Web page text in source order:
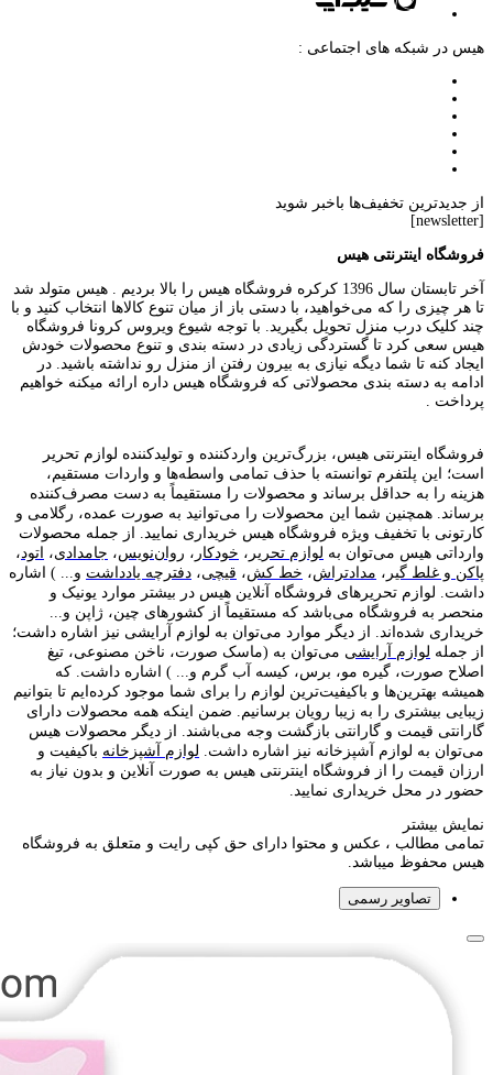
هیس در شبکه های اجتماعی :
از جدیدترین تخفیف‌ها باخبر شوید
[newsletter]
فروشگاه اینترنتی هیس
آخر تابستان سال 1396 کرکره فروشگاه هیس را بالا بردیم . هیس متولد شد
تا هر چیزی را که می‌خواهید، با دستی باز از میان تنوع کالاها انتخاب کنید و با
چند کلیک درب منزل تحویل بگیرید. با توجه شیوع ویروس کرونا فروشگاه
هیس سعی کرد تا گستردگی زیادی در دسته بندی و تنوع محصولات خودش
ایجاد کنه تا شما دیگه نیازی به بیرون رفتن از منزل رو نداشته باشید. در
ادامه به دسته بندی محصولاتی که فروشگاه هیس داره ارائه میکنه خواهیم
پرداخت .
فروشگاه اینترنتی هیس، بزرگ‌ترین وارد‌کننده و تولید‌کننده لوازم تحریر
است؛ این پلتفرم توانسته با حذف تمامی واسطه‌ها و واردات مستقیم،
هزینه را به حداقل برساند و محصولات را مستقیماً به دست مصرف‌کننده
برساند. همچنین شما این محصولات را می‌توانید به صورت عمده، رگلامی و
کارتونی با تخفیف ویژه فروشگاه هیس خریداری نمایید. از جمله محصولات
وارداتی هیس می‌توان به لوازم تحریر ، خودکار ، روان‌نویس، جامدادی، اتود،
پاکن و غلط گیر ، مدادتراش، خط کش، قیچی، دفترچه یادداشت و... ) اشاره
داشت. لوازم تحریر‌های فروشگاه آنلاین هیس در بیشتر موارد یونیک و
منحصر به فروشگاه می‌باشد که مستقیماً از کشور‌های چین، ژاپن و...
خریداری شده‌اند. از دیگر موارد می‌توان به لوازم آرایشی نیز اشاره داشت؛
از جمله لوازم آرایشی می‌توان به (ماسک صورت، ناخن مصنوعی، تیغ
اصلاح صورت، گیره مو، برس، کیسه آب گرم و... ) اشاره داشت. که
همیشه بهترین‌ها و باکیفیت‌ترین لوازم را برای شما موجود کرده‌ایم تا بتوانیم
زیبایی بیشتری را به زیبا رویان برسانیم. ضمن اینکه همه محصولات دارای
گارانتی قیمت و گارانتی بازگشت وجه می‌باشند. از دیگر محصولات هیس
می‌توان به لوازم آشپزخانه نیز اشاره داشت. لوازم آشپزخانه باکیفیت و
ارزان قیمت را از فروشگاه اینترنتی هیس به صورت آنلاین و بدون نیاز به
حضور در محل خریداری نمایید.
نمایش بیشتر
تمامی مطالب ، عکس و محتوا دارای حق کپی رایت و متعلق به فروشگاه
هیس محفوظ میباشد.
تصاویر رسمی